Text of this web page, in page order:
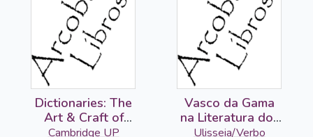
Dictionaries: The
Art & Craft of
Lexicography
Cambridge UP
Vasco da Gama
na Literatura dos
Descobrimentos
Ulisseia/Verbo